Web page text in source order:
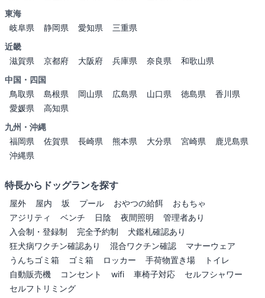
東海
岐阜県
静岡県 愛知県
三重県
近畿
滋賀県
京都府 大阪府 兵庫県 奈良県
和歌山県
中国・四国
鳥取県
島根県 岡山県 広島県 山口県 徳島県
香川県
愛媛県
高知県
九州・沖縄
福岡県
佐賀県 長崎県 熊本県 大分県 宮崎県
鹿児島県
沖縄県
特長からドッグランを探す
屋外 屋内 坂 プール おやつの給餌
おもちゃ
アジリティ
ベンチ 日陰 夜間照明
管理者あり
入会制・登録制
完全予約制
犬鑑札確認あり
狂犬病ワクチン確認あり
混合ワクチン確認
マナーウェア
うんちゴミ箱
ゴミ箱 ロッカー 手荷物置き場
トイレ
自動販売機
コンセント wifi 車椅子対応
セルフシャワー
セルフトリミング